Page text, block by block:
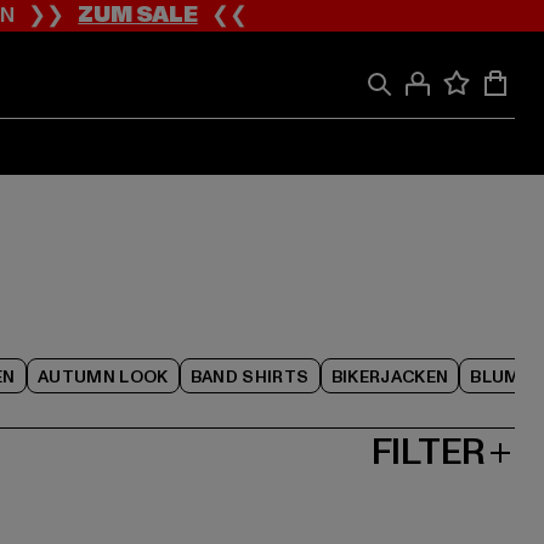
❯❯ZUM SALE❮❮
AUTUMN LOOK BAND SHIRTS BIKERJACKEN
FILTER